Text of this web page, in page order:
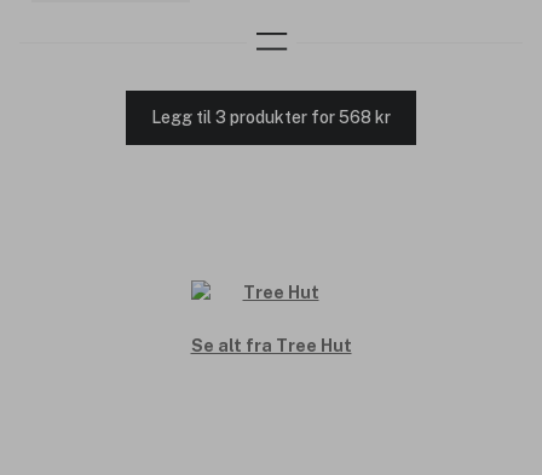
Legg til 3 produkter for 568 kr
Se alt fra Tree Hut